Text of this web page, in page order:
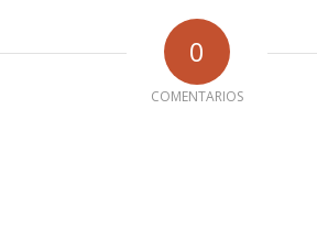
0
COMENTARIOS